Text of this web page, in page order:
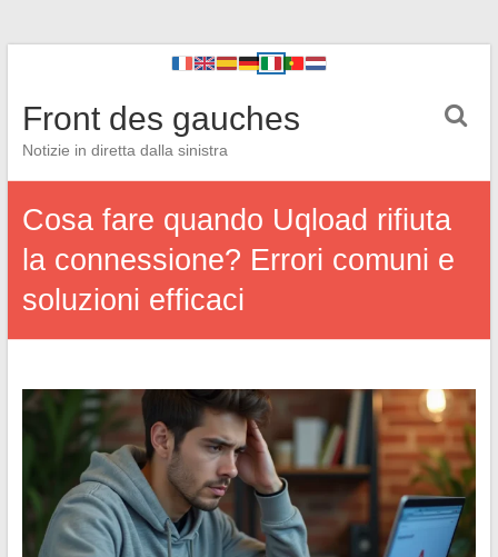
Front des gauches
Notizie in diretta dalla sinistra
Cosa fare quando Uqload rifiuta
la connessione? Errori comuni e
soluzioni efficaci